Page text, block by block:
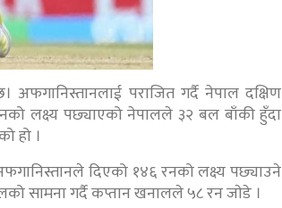
पराजित गर्दै नेपाल दक्षिण
लक्ष्य पछ्याएको नेपालले ३२ बल बाँकी हुँदा
हो ।
दिएको १४६ रनको लक्ष्य पछ्याउने
सामना गर्दै कप्तान खनालले ५८ रन जाेडे ।